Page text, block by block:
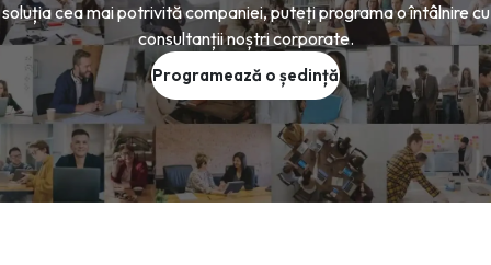
soluția cea mai potrivită companiei, puteți programa o întâlnire cu
consultanții noștri corporate.
Programează o ședință